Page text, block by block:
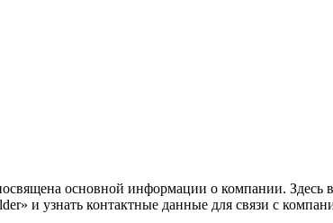
основной информации о компании.
и узнать контактные данные для связи с